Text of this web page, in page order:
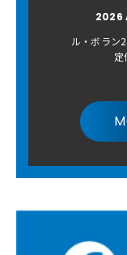
2026
ル・ボラ
定